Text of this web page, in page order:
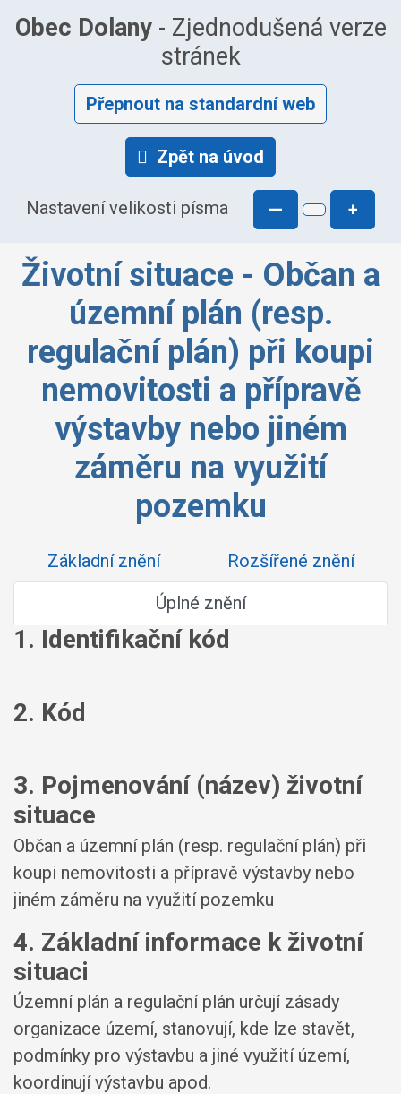
Obec Dolany- Zjednodušená verze
stránek
Přepnout na standardní web
Zpět na úvod
Nastavení velikosti písma — +
Životní situace - Občan a
územní plán (resp.
regulační plán) při koupi
nemovitosti a přípravě
výstavby nebo jiném
záměru na využití
pozemku
Základní znění
Rozšířené znění
Úplné znění
1. Identifikační kód
2. Kód
3. Pojmenování (název) životní
situace
Občan a územní plán (resp. regulační plán) při
koupi nemovitosti a přípravě výstavby nebo
jiném záměru na využití pozemku
4. Základní informace k životní
situaci
Územní plán a regulační plán určují zásady
organizace území, stanovují, kde lze stavět,
podmínky pro výstavbu a jiné využití území,
koordinují výstavbu apod.